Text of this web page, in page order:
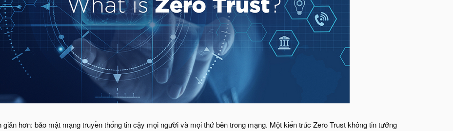
giản hơn: bảo mật mạng truyền thống tin cậy mọi người và mọi thứ bên trong mạng. Một kiến trúc Zero Trust không tin tưởng